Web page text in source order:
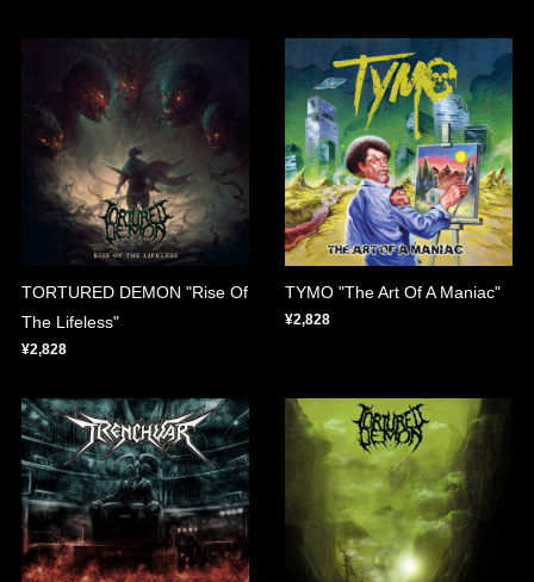
TORTURED DEMON "Rise Of
The Lifeless"
¥2,828
TYMO "The Art Of A Maniac"
¥2,828